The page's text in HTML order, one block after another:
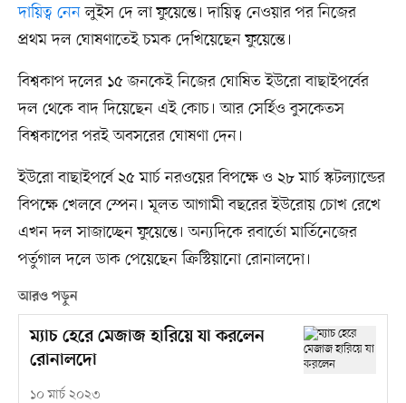
দায়িত্ব নেনলুইস দে লা ফুয়েন্তে। দায়িত্ব নেওয়ার পর নিজের
প্রথম দল ঘোষণাতেই চমক দেখিয়েছেন ফুয়েন্তে।
বিশ্বকাপ দলের ১৫ জনকেই নিজের ঘোষিত ইউরো বাছাইপর্বের
দল থেকে বাদ দিয়েছেন এই কোচ। আর সের্হিও বুসকেতস
বিশ্বকাপের পরই অবসরের ঘোষণা দেন।
ইউরো বাছাইপর্বে ২৫ মার্চ নরওয়ের বিপক্ষে ও ২৮ মার্চ স্কটল্যান্ডের
বিপক্ষে খেলবে স্পেন। মূলত আগামী বছরের ইউরোয় চোখ রেখে
এখন দল সাজাচ্ছেন ফুয়েন্তে। অন্যদিকে রবার্তো মার্তিনেজের
পর্তুগাল দলে ডাক পেয়েছেন ক্রিস্টিয়ানো রোনালদো।
আরও পড়ুন
ম্যাচ হেরে মেজাজ হারিয়ে যা করলেন
রোনালদো
১০ মার্চ ২০২৩